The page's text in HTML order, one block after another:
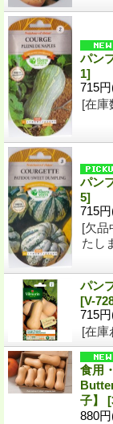
パン
1]
715円
[在庫
パン
5]
715円
[欠品
たし
パン
[V-
715円
[在庫
食用
子】
880円